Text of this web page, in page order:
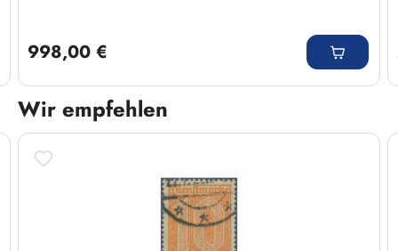
998,00 €
Wir empfehlen
Produktgalerie überspringen